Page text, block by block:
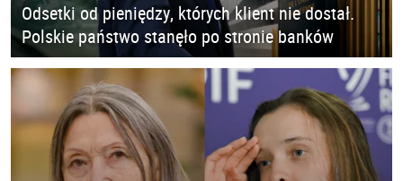
Odsetki od pieniędzy, których klient nie dostał.
Polskie państwo stanęło po stronie banków